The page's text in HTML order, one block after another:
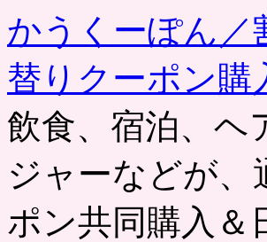
かうくーぽん／
替りクーポン購
飲食、宿泊、ヘ
ジャーなどが、
ポン共同購入＆